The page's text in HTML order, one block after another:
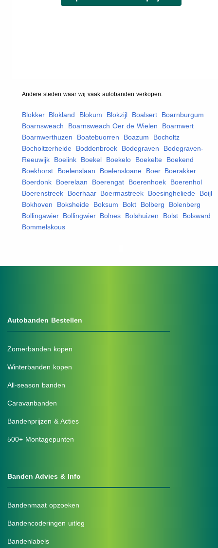
Andere steden waar wij vaak autobanden verkopen:
Blokker, Blokland Blokum Blokzijl Boalsert Boarnburgum
Boarnsweach
Boarnsweach Oer de Wielen Boarnwert
Boarnwerthuzen
Boatebuorren Boazum Bocholtz
Bocholtzerheide
Boddenbroek Bodegraven
Bodegraven-
Reeuwijk
Boeiink Boekel Boekelo Boekelte Boekend
Boekhorst
Boelenslaan Boelensloane Boer, Boerakker,
Boerdonk
Boerelaan Boerengat Boerenhoek Boerenhol
Boerenstreek
Boerhaar, Boermastreek Boesingheliede Boijl
Bokhoven
Boksheide Boksum Bokt Bolberg Bolenberg
Bollingawier, Bollingwier, Bolnes Bolshuizen Bolst Bolsward
Bommelskous
Autobanden Bestellen
Zomerbanden kopen
Winterbanden kopen
All-season banden
Caravanbanden
Bandenprijzen & Acties
500+ Montagepunten
Banden Advies & Info
Bandenmaat opzoeken
Bandencoderingen uitleg
Bandenlabels